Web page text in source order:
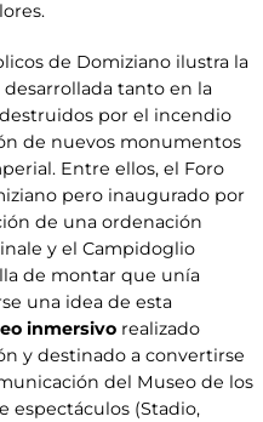
de Domiziano ilustra la
desarrollada tanto en la
por el incendio
de nuevos monumentos
Entre ellos, el Foro
pero inaugurado por
de una ordenación
y el Campidoglio
de montar que unía
una idea de esta
inmersivo realizado
y destinado a convertirse
del Museo de los
espectáculos (Stadio,